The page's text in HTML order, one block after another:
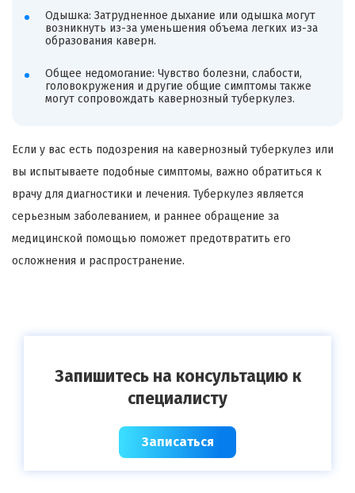
Одышка: Затрудненное дыхание или одышка могут
возникнуть из-за уменьшения объема легких из-за
образования каверн.
Общее недомогание: Чувство болезни, слабости,
головокружения и другие общие симптомы также
могут сопровождать кавернозный туберкулез.
Если у вас есть подозрения на кавернозный туберкулез или
вы испытываете подобные симптомы, важно обратиться к
врачу для диагностики и лечения. Туберкулез является
серьезным заболеванием, и раннее обращение за
медицинской помощью поможет предотвратить его
осложнения и распространение.
Запишитесь на консультацию к
специалисту
Записаться